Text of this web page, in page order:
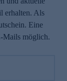
erhalten. Als
Eine
Mails möglich.